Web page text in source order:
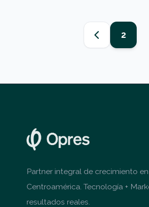
2
Partner integral de crecimiento en
Centroamérica. Tecnología +
resultados reales.